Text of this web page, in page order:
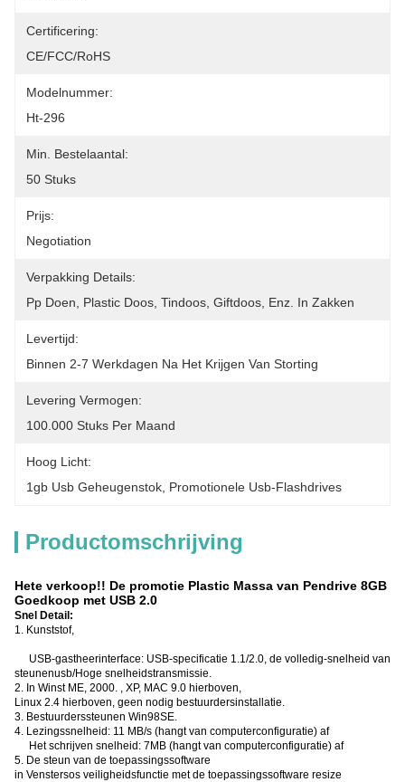
Certificering:
CE/FCC/RoHS
Modelnummer:
Ht-296
Min. Bestelaantal:
50 Stuks
Prijs:
Negotiation
Verpakking Details:
Pp Doen, Plastic Doos, Tindoos, Giftdoos, Enz. In Zakken
Levertijd:
Binnen 2-7 Werkdagen Na Het Krijgen Van Storting
Levering Vermogen:
100.000 Stuks Per Maand
Hoog Licht:
1gb Usb Geheugenstok Promotionele Usb-Flashdrives
Productomschrijving
Hete verkoop!! De promotie Plastic Massa van Pendrive 8GB
Goedkoop met USB 2.0
Snel Detail:
1. Kunststof,
USB-gastheerinterface: USB-specificatie 1.1/2.0, de volledig-snelheid van
steunenusb/Hoge snelheidstransmissie.
2. In Winst ME, 2000. , XP, MAC 9.0 hierboven,
Linux 2.4 hierboven, geen nodig bestuurdersinstallatie.
3. Bestuurderssteunen Win98SE.
4. Lezingssnelheid: 11 MB/s (hangt van computerconfiguratie) af
Het schrijven snelheid: 7MB (hangt van computerconfiguratie) af
5. De steun van de toepassingssoftware
in Venstersos veiligheidsfunctie met de toepassingssoftware resize